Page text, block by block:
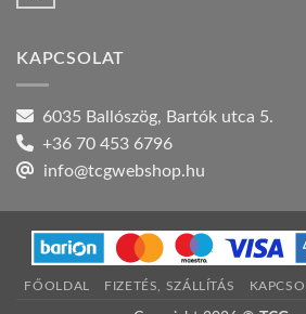
rendelések
KAPCSOLAT
6035 Ballószög, Bartók utca 5.
+36 70 453 6796
info@tcgwebshop.hu
FŐOLDAL FIZETÉS, SZÁLLÍTÁS